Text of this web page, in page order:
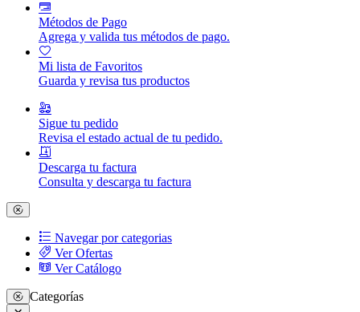
Métodos de Pago
Agrega y valida tus métodos de pago.
Mi lista de Favoritos
Guarda y revisa tus productos
Sigue tu pedido
Revisa el estado actual de tu pedido.
Descarga tu factura
Consulta y descarga tu factura
Navegar por categorias
Ver Ofertas
Ver Catálogo
Categorías